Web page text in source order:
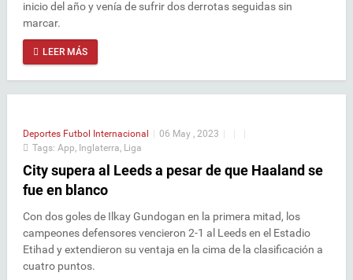
inicio del año y venía de sufrir dos derrotas seguidas sin
marcar.
LEER MÁS
Deportes Futbol Internacional 06 May , 2023
Tags: App, Inglaterra, Liga
City supera al Leeds a pesar de que Haaland se
fue en blanco
Con dos goles de Ilkay Gundogan en la primera mitad, los
campeones defensores vencieron 2-1 al Leeds en el Estadio
Etihad y extendieron su ventaja en la cima de la clasificación a
cuatro puntos.